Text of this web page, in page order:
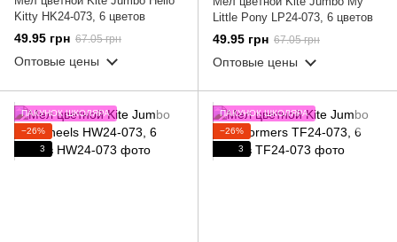
Kitty HK24-073, 6 цветов
49.95 грн 67.05 грн
Оптовые цены
Little Pony LP24-073, 6 цветов
49.95 грн 67.05 грн
Оптовые цены
ПАКУНОК ШКОЛЯРА
−26%
3
ПАКУНОК ШКОЛЯРА
−26%
3